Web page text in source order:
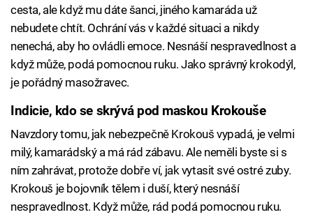
cesta, ale když mu dáte šanci, jiného kamaráda už
nebudete chtít. Ochrání vás v každé situaci a nikdy
nenechá, aby ho ovládli emoce. Nesnáší nespravedlnost a
když může, podá pomocnou ruku. Jako správný krokodýl,
je pořádný masožravec.
Indicie, kdo se skrývá pod maskou Krokouše
Navzdory tomu, jak nebezpečně Krokouš vypadá, je velmi
milý, kamarádský a má rád zábavu. Ale neměli byste si s
ním zahrávat, protože dobře ví, jak vytasit své ostré zuby.
Krokouš je bojovník tělem i duší, který nesnáší
nespravedlnost. Když může, rád podá pomocnou ruku.